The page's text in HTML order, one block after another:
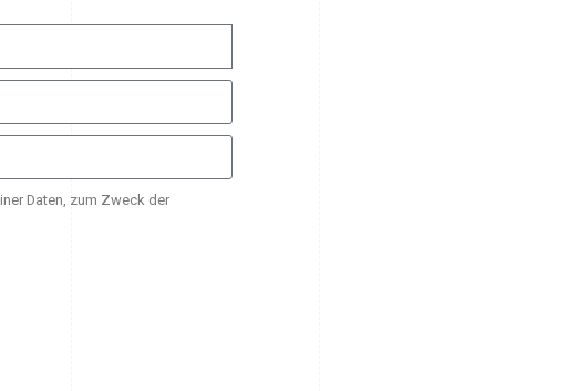
Daten, zum Zweck der